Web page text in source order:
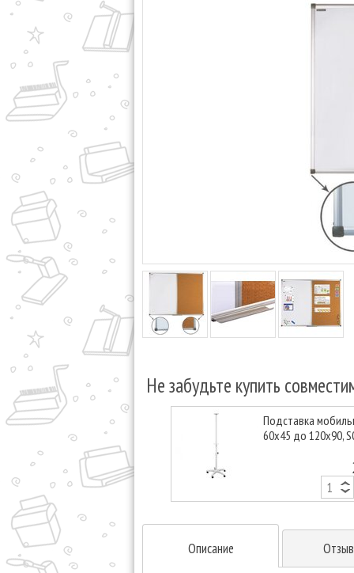
Не забудьте купить
Подставка
60x45 до 120x90,
Описание